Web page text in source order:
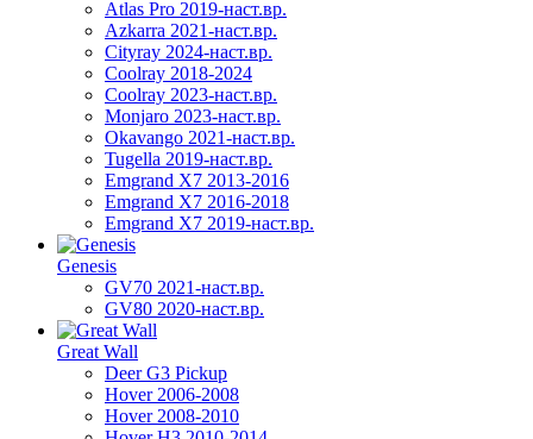
Atlas Pro 2019-наст.вр.
Azkarra 2021-наст.вр.
Cityray 2024-наст.вр.
Coolray 2018-2024
Coolray 2023-наст.вр.
Monjaro 2023-наст.вр.
Okavango 2021-наст.вр.
Tugella 2019-наст.вр.
Emgrand Х7 2013-2016
Emgrand X7 2016-2018
Emgrand X7 2019-наст.вр.
Genesis
GV70 2021-наст.вр.
GV80 2020-наст.вр.
Great Wall
Deer G3 Pickup
Hover 2006-2008
Hover 2008-2010